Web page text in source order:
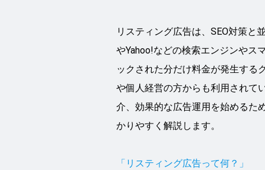
リスティング広告は、SEO対策と
やYahoo!などの検索エンジンやス
ックされた分だけ料金が発生する
や個人経営の方からも利用されて
介、効果的な広告運用を始めるた
かりやすく解説します。
「リスティング広告って何？」